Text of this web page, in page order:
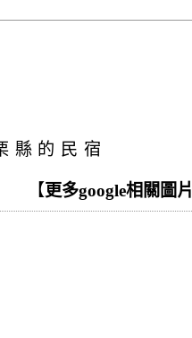
縣的民宿
【 更多google相關圖片